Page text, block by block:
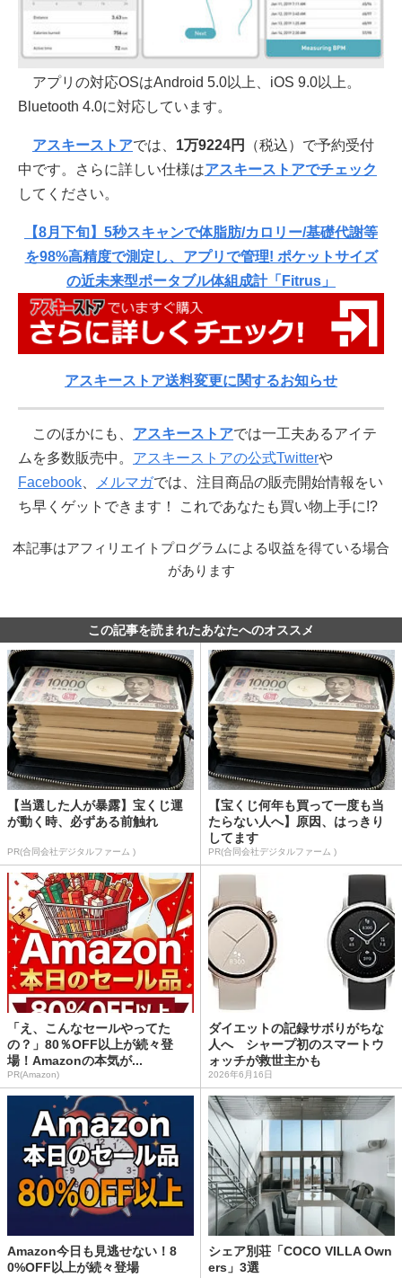
アプリの対応OSはAndroid 5.0以上、iOS 9.0以上。
Bluetooth 4.0に対応しています。
アスキーストアでは、 1万9224円
（税込）で予約受付
中です。さらに詳しい仕様はアスキーストアでチェック
してください。
【8月下旬】5秒スキャンで体脂肪/カロリー/基礎代謝等
を98%高精度で測定し、アプリで管理! ポケットサイズ
の近未来型ポータブル体組成計「Fitrus」
アスキーストア送料変更に関するお知らせ
このほかにも、 アスキーストアでは一工夫あるアイテ
ムを多数販売中。 アスキーストアの公式Twitterや
Facebook
メルマガでは、注目商品の販売開始情報をい
ち早くゲットできます！ これであなたも買い物上手に!?
本記事はアフィリエイトプログラムによる収益を得ている場合
があります
この記事を読まれたあなたへのオススメ
【当選した人が暴露】宝くじ運
が動く時、必ずある前触れ
PR(合同会社デジタルファーム )
【宝くじ何年も買って一度も当
たらない人へ】原因、はっきり
してます
PR(合同会社デジタルファーム )
「え、こんなセールやってた
の？」80％OFF以上が続々登
場！Amazonの本気が...
PR(Amazon)
ダイエットの記録サボりがちな
人へ シャープ初のスマートウ
ォッチが救世主かも
2026年6月16日
Amazon今日も見逃せない！8
0%OFF以上が続々登場
シェア別荘「COCO VILLA Own
ers」3選